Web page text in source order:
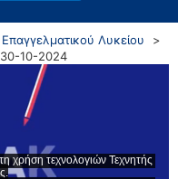
Λυκείου
10-2024